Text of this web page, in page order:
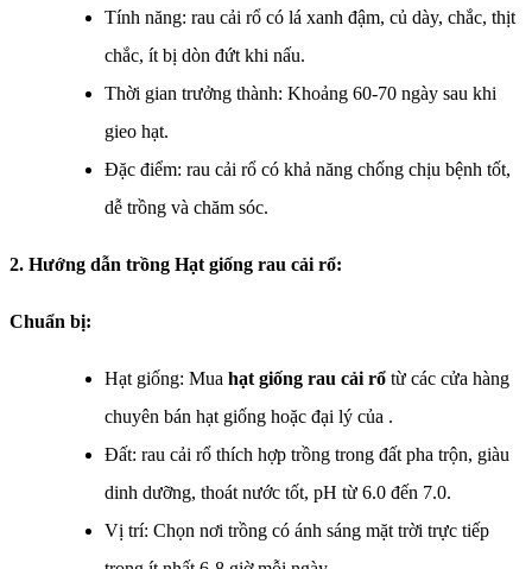
Tính năng: rau cải rổ có lá xanh đậm, củ dày, chắc, thịt
chắc, ít bị dòn đứt khi nấu.
Thời gian trưởng thành: Khoảng 60-70 ngày sau khi
gieo hạt.
Đặc điểm: rau cải rổ có khả năng chống chịu bệnh tốt,
dễ trồng và chăm sóc.
2. Hướng dẫn trồng Hạt giống rau cải rổ:
Chuẩn bị:
Hạt giống: Mua hạt giống rau cải rổ từ các cửa hàng
chuyên bán hạt giống hoặc đại lý của .
Đất: rau cải rổ thích hợp trồng trong đất pha trộn, giàu
dinh dưỡng, thoát nước tốt, pH từ 6.0 đến 7.0.
Vị trí: Chọn nơi trồng có ánh sáng mặt trời trực tiếp